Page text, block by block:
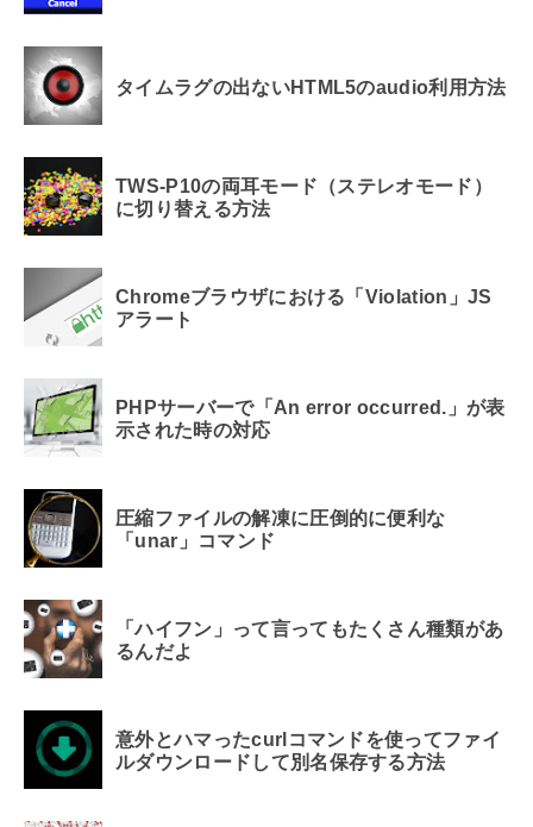
タイムラグの出ないHTML5のaudio利用方法
TWS-P10の両耳モード（ステレオモード）
に切り替える方法
Chromeブラウザにおける「Violation」JS
アラート
PHPサーバーで「An error occurred.」が表
示された時の対応
圧縮ファイルの解凍に圧倒的に便利な
「unar」コマンド
「ハイフン」って言ってもたくさん種類があ
るんだよ
意外とハマったcurlコマンドを使ってファイ
ルダウンロードして別名保存する方法